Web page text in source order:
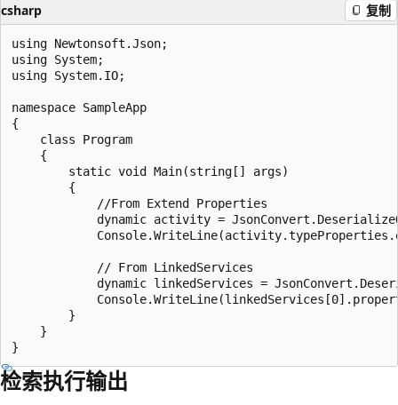
csharp 复制
using Newtonsoft.Json;
using System;
using System.IO;
namespace SampleApp
{
    class Program
    {
        static void Main(string[] args)
        {
            //From Extend Properties
dynamic activity =
            // From LinkedServices
dynamic linkedServices =
        }
    }
检索执行输出